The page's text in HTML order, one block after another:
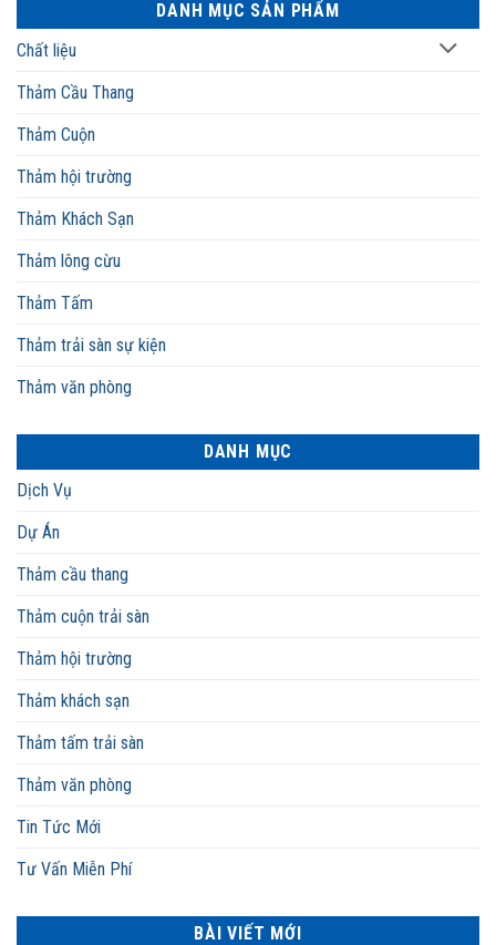
DANH MỤC SẢN PHẨM
Chất liệu
Thảm Cầu Thang
Thảm Cuộn
Thảm hội trường
Thảm Khách Sạn
Thảm lông cừu
Thảm Tấm
Thảm trải sàn sự kiện
Thảm văn phòng
DANH MỤC
Dịch Vụ
Dự Án
Thảm cầu thang
Thảm cuộn trải sàn
Thảm hội trường
Thảm khách sạn
Thảm tấm trải sàn
Thảm văn phòng
Tin Tức Mới
Tư Vấn Miễn Phí
BÀI VIẾT MỚI